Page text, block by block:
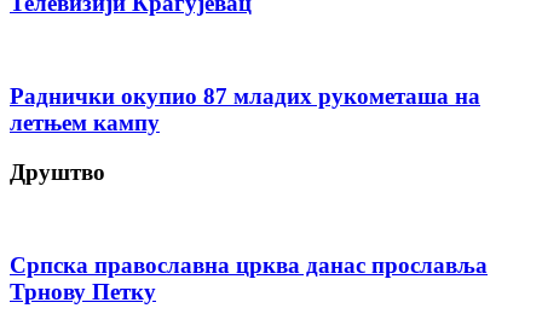
Раднички окупио 87 младих рукометаша на
летњем кампу
Друштво
Српска православна црква данас прославља
Трнову Петку